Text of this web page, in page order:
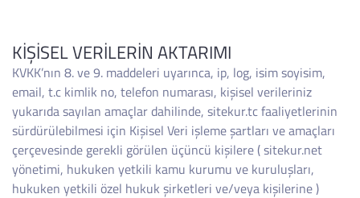
KİŞİSEL VERİLERİN AKTARIMI
KVKK’nın 8. ve 9. maddeleri uyarınca, ip, log, isim soyisim,
email, t.c kimlik no, telefon numarası, kişisel verileriniz
yukarıda sayılan amaçlar dahilinde, sitekur.tc faaliyetlerinin
sürdürülebilmesi için Kişisel Veri işleme şartları ve amaçları
çerçevesinde gerekli görülen üçüncü kişilere ( sitekur.net
yönetimi, hukuken yetkili kamu kurumu ve kuruluşları,
hukuken yetkili özel hukuk şirketleri ve/veya kişilerine )